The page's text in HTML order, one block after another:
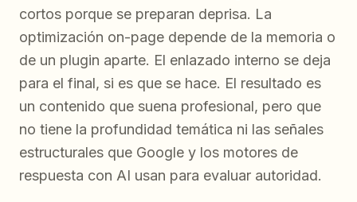
cortos porque se preparan deprisa. La
optimización on-page depende de la memoria o
de un plugin aparte. El enlazado interno se deja
para el final, si es que se hace. El resultado es
un contenido que suena profesional, pero que
no tiene la profundidad temática ni las señales
estructurales que Google y los motores de
respuesta con AI usan para evaluar autoridad.